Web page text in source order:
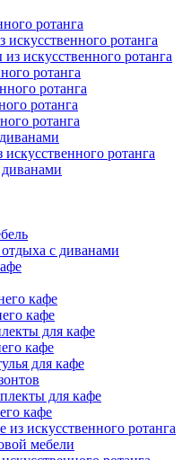
ротанга
ротанга
искусственного ротанга
ротанга
ротанга
ротанга
ротанга
ротанга
с диванами
кафе
кафе
для кафе
кафе
для кафе
для кафе
кафе
из искусственного ротанга
мебели